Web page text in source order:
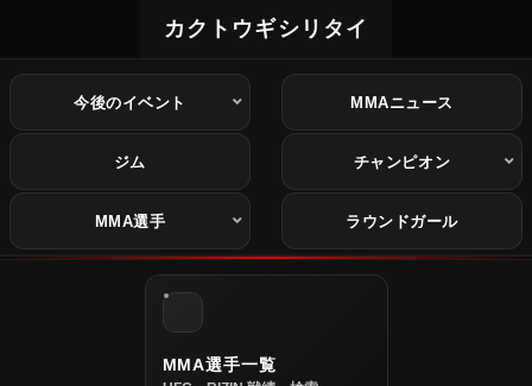
カクトウギシリタイ
今後のイベント MMAニュース
ジム チャンピオン
MMA選手 ラウンドガール
MMA選手一覧